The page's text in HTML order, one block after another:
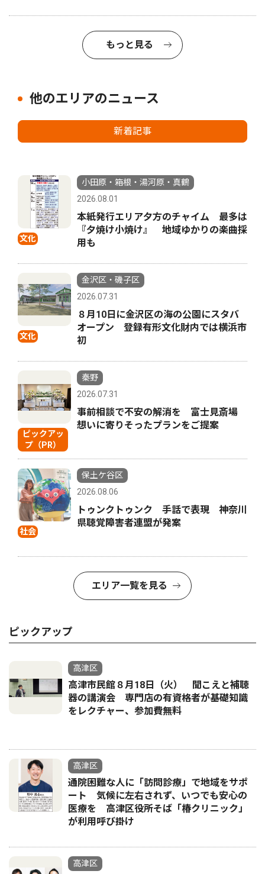
もっと見る
他のエリアのニュース
新着記事
文化
小田原・箱根・湯河原・真鶴
2026.08.01
本紙発行エリア夕方のチャイム 最多は
『夕焼け小焼け』 地域ゆかりの楽曲採
用も
文化
金沢区・磯子区
2026.07.31
８月10日に金沢区の海の公園にスタバ
オープン 登録有形文化財内では横浜市
初
ピックアッ
プ（PR）
秦野
2026.07.31
事前相談で不安の解消を 富士見斎場
想いに寄りそったプランをご提案
社会
保土ケ谷区
2026.08.06
トゥンクトゥンク 手話で表現 神奈川
県聴覚障害者連盟が発案
エリア一覧を見る
ピックアップ
高津区
高津市民館８月18日（火） 聞こえと補聴
器の講演会 専門店の有資格者が基礎知識
をレクチャー、参加費無料
高津区
通院困難な人に「訪問診療」で地域をサポ
ート 気候に左右されず、いつでも安心の
医療を 高津区役所そば「椿クリニック」
が利用呼び掛け
高津区